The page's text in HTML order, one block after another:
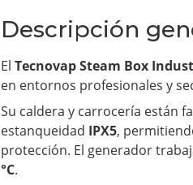
Descripción
El Tecnovap Steam Box
en entornos profesionales y
Su caldera y carrocería están
estanqueidad IPX5,
protección. El generador
°C.